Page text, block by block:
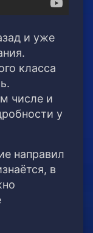
и уже
класса
числе и
у
направил
в